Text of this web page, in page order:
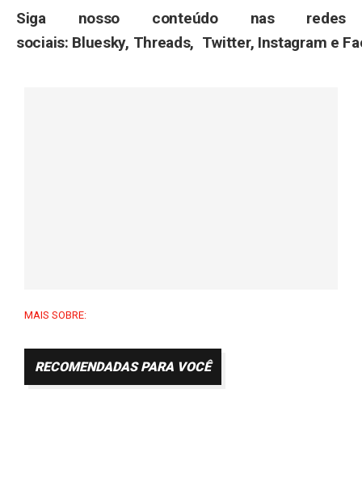
Siga nosso conteúdo nas redes
sociais: Bluesky, Threads, Twitter, Instagram e
MAIS SOBRE:
RECOMENDADAS PARA VOCÊ